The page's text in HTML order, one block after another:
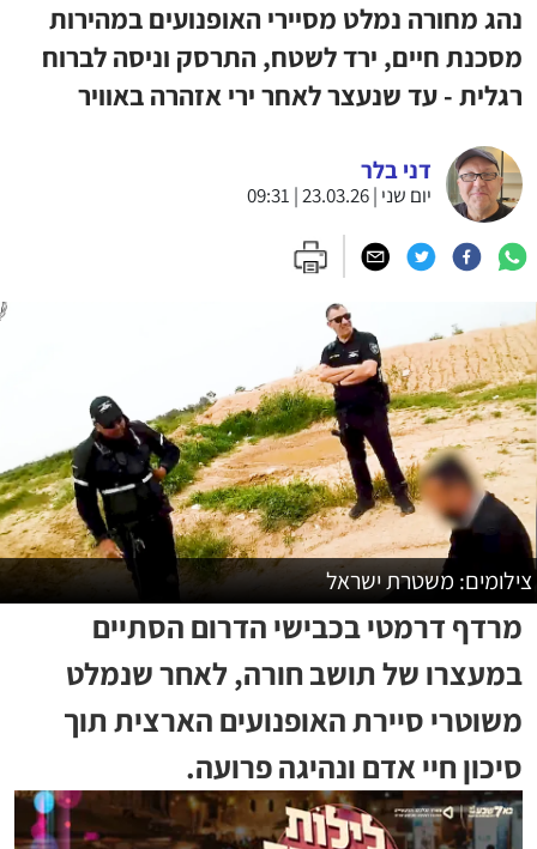
נהג מחורה נמלט מסיירי האופנועים במהירות
מסכנת חיים, ירד לשטח, התרסק וניסה לברוח
רגלית - עד שנעצר לאחר ירי אזהרה באוויר
דני בלר
יום שני | 23.03.26 | 09:31
צילומים: משטרת ישראל
מרדף דרמטי בכבישי הדרום הסתיים
במעצרו של תושב חורה, לאחר שנמלט
משוטרי סיירת האופנועים הארצית תוך
סיכון חיי אדם ונהיגה פרועה.